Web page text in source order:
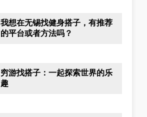
我想在无锡找健身搭子，有推荐
的平台或者方法吗？
穷游找搭子：一起探索世界的乐
趣